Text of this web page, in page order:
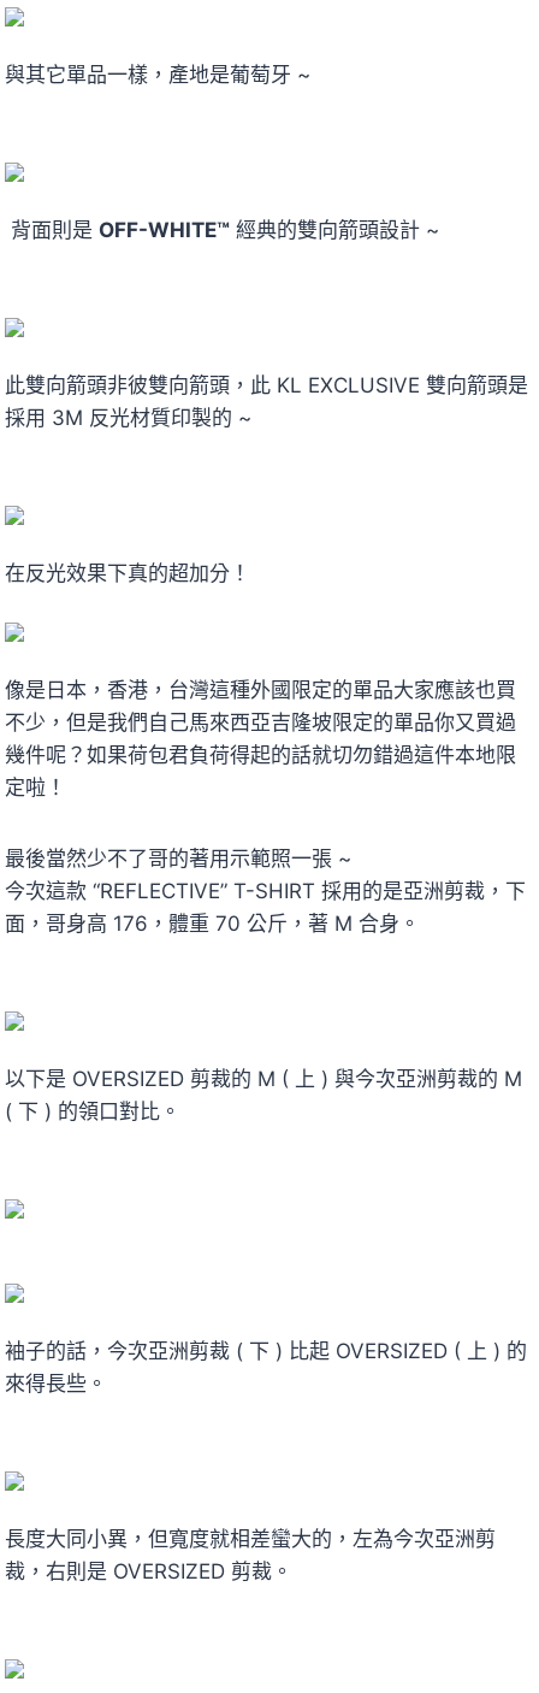
與其它單品一樣，產地是葡萄牙 ~
背面則是 OFF-WHITE™ 經典的雙向箭頭設計 ~
此雙向箭頭非彼雙向箭頭，此 KL EXCLUSIVE 雙向箭頭是
採用 3M 反光材質印製的 ~
在反光效果下真的超加分！
像是日本，香港，台灣這種外國限定的單品大家應該也買
不少，但是我們自己馬來西亞吉隆坡限定的單品你又買過
幾件呢？如果荷包君負荷得起的話就切勿錯過這件本地限
定啦！
最後當然少不了哥的著用示範照一張 ~
今次這款 “REFLECTIVE” T-SHIRT 採用的是亞洲剪裁，下
面，哥身高 176，體重 70 公斤，著 M 合身。
以下是 OVERSIZED 剪裁的 M ( 上 ) 與今次亞洲剪裁的 M
( 下 ) 的領口對比。
袖子的話，今次亞洲剪裁 ( 下 ) 比起 OVERSIZED ( 上 ) 的
來得長些。
長度大同小異，但寬度就相差蠻大的，左為今次亞洲剪
裁，右則是 OVERSIZED 剪裁。